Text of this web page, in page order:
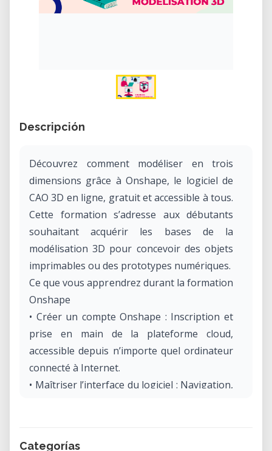
Descripción
Découvrez comment modéliser en trois
dimensions grâce à Onshape, le logiciel de
CAO 3D en ligne, gratuit et accessible à tous.
Cette formation s’adresse aux débutants
souhaitant acquérir les bases de la
modélisation 3D pour concevoir des objets
imprimables ou des prototypes numériques.
Ce que vous apprendrez durant la formation
Onshape
• Créer un compte Onshape : Inscription et
prise en main de la plateforme cloud,
accessible depuis n’importe quel ordinateur
connecté à Internet.
• Maîtriser l’interface du logiciel : Navigation,
Categorías